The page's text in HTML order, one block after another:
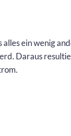
alles ein wenig
Daraus